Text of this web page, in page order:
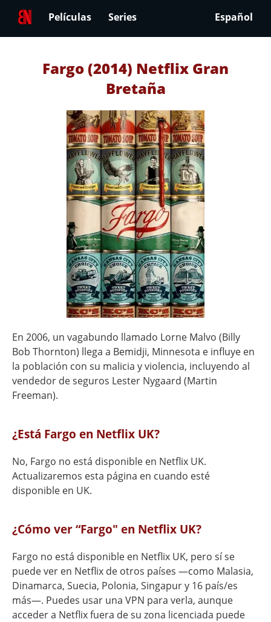
Películas Series Español
Fargo (2014) Netflix Gran
Bretaña
En 2006, un vagabundo llamado Lorne Malvo (Billy
Bob Thornton) llega a Bemidji, Minnesota e influye en
la población con su malicia y violencia, incluyendo al
vendedor de seguros Lester Nygaard (Martin
Freeman).
¿Está Fargo en Netflix UK?
No, Fargo no está disponible en Netflix UK.
Actualizaremos esta página en cuando esté
disponible en UK.
¿Cómo ver “Fargo" en Netflix UK?
Fargo no está disponible en Netflix UK, pero sí se
puede ver en Netflix de otros países —como Malasia,
Dinamarca, Suecia, Polonia, Singapur y 16 país/es
más—. Puedes usar una VPN para verla, aunque
acceder a Netflix fuera de su zona licenciada puede